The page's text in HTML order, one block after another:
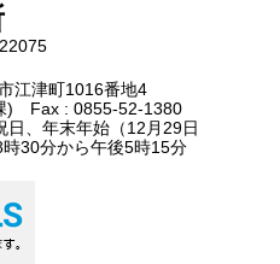
江津町1016番地4
) Fax : 0855-52-1380
日、年末年始（12月29日
30分から午後5時15分